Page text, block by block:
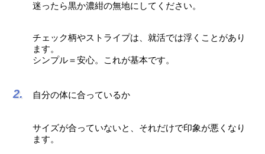
迷ったら黒か濃紺の無地にしてください。
チェック柄やストライプは、就活では浮くことがあり
ます。
シンプル＝安心。これが基本です。
自分の体に合っているか
サイズが合っていないと、それだけで印象が悪くなり
ます。